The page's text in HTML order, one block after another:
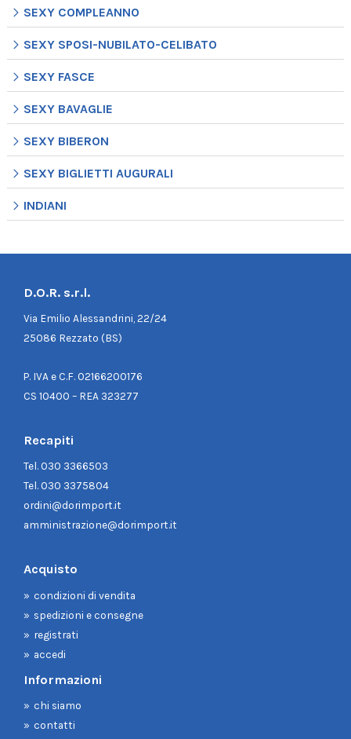
SEXY COMPLEANNO
SEXY SPOSI-NUBILATO-CELIBATO
SEXY FASCE
SEXY BAVAGLIE
SEXY BIBERON
SEXY BIGLIETTI AUGURALI
INDIANI
D.O.R. s.r.l.
Via Emilio Alessandrini, 22/24
25086 Rezzato (BS)
P. IVA e C.F. 02166200176
CS 10400 – REA 323277
Recapiti
Tel.030 3366503
Tel.030 3375804
ordini@dorimport.it
amministrazione@dorimport.it
Acquisto
condizioni di vendita
spedizioni e consegne
registrati
accedi
Informazioni
chi siamo
contatti